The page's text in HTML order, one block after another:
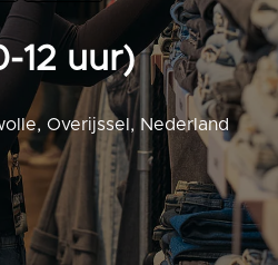
12 uur)
, Overijssel , Nederland